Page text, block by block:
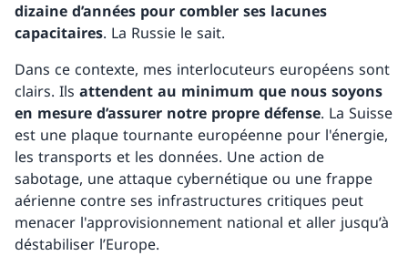
dizaine d’années pour combler ses lacunes
capacitaires. La Russie le sait.
Dans ce contexte, mes interlocuteurs européens sont
clairs. Ils attendent au minimum que nous soyons
en mesure d’assurer notre propre défense. La Suisse
est une plaque tournante européenne pour l'énergie,
les transports et les données. Une action de
sabotage, une attaque cybernétique ou une frappe
aérienne contre ses infrastructures critiques peut
menacer l'approvisionnement national et aller jusqu’à
déstabiliser l’Europe.